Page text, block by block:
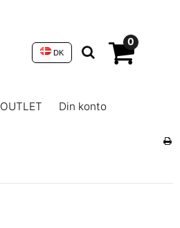
0
DK
OUTLET Din konto